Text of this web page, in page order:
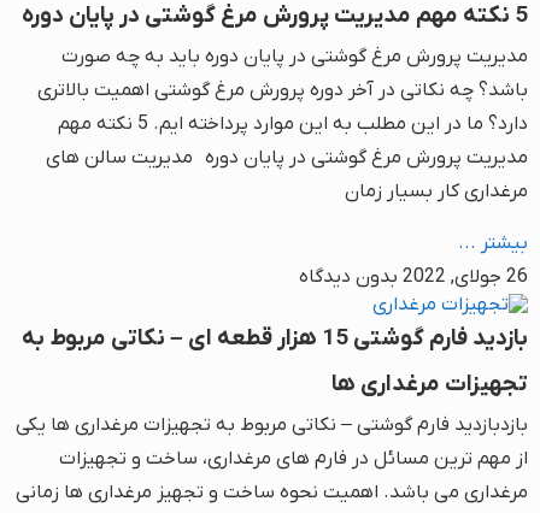
5 نکته مهم مدیریت پرورش مرغ گوشتی در پایان دوره
مدیریت پرورش مرغ گوشتی در پایان دوره باید به چه صورت
باشد؟ چه نکاتی در آخر دوره پرورش مرغ گوشتی اهمیت بالاتری
دارد؟ ما در این مطلب به این موارد پرداخته ایم. 5 نکته مهم
مدیریت پرورش مرغ گوشتی در پایان دوره مدیریت سالن های
مرغداری کار بسیار زمان
بیشتر ...
26 جولای, 2022
بدون دیدگاه
بازدید فارم گوشتی 15 هزار قطعه ای – نکاتی مربوط به
تجهیزات مرغداری ها
بازدبازدید فارم گوشتی – نکاتی مربوط به تجهیزات مرغداری ها یکی
از مهم ترین مسائل در فارم های مرغداری، ساخت و تجهیزات
مرغداری می باشد. اهمیت نحوه ساخت و تجهیز مرغداری ها زمانی